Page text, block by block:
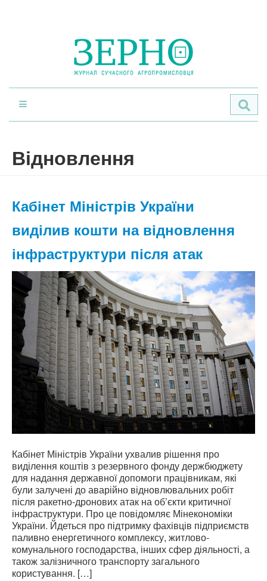
Відновлення
Кабінет Міністрів України
виділив кошти на відновлення
інфраструктури після атак
Кабінет Міністрів України ухвалив рішення про
виділення коштів з резервного фонду держбюджету
для надання державної допомоги працівникам, які
були залучені до аварійно відновлювальних робіт
після ракетно-дронових атак на об’єкти критичної
інфраструктури. Про це повідомляє Мінекономіки
України. Йдеться про підтримку фахівців підприємств
паливно енергетичного комплексу, житлово-
комунального господарства, інших сфер діяльності, а
також залізничного транспорту загального
користування. […]